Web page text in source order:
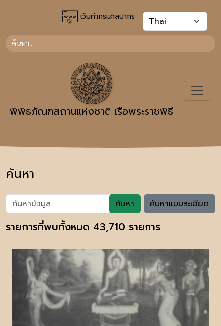
เว็บท่ากรมศิลปากร
พิพิธภัณฑสถานแห่งชาติ เรือพระราชพิธี
ค้นหา
ค้นหา ค้นหาแบบละเอียด
รายการที่พบทั้งหมด 43,710 รายการ